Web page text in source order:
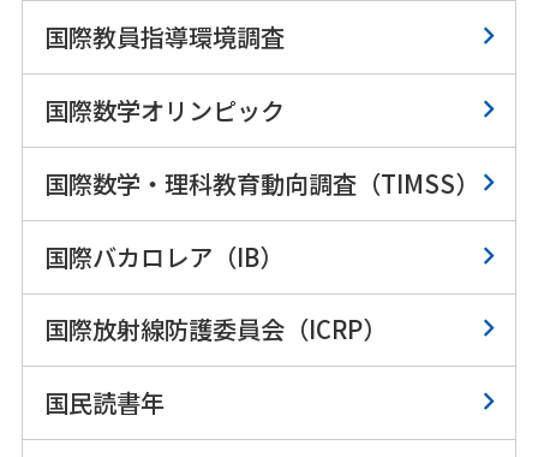
国際教員指導環境調査
国際数学オリンピック
国際数学・理科教育動向調査（TIMSS）
国際バカロレア（IB）
国際放射線防護委員会（ICRP）
国民読書年